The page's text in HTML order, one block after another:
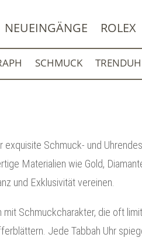
NEUEINGÄNGE ROLEX
SCHMUCK
Schmuck- und
Materialien wie Gold,
und Exklusivität vereinen.
Schmuckcharakter, die oft
Jede Tabbah Uhr